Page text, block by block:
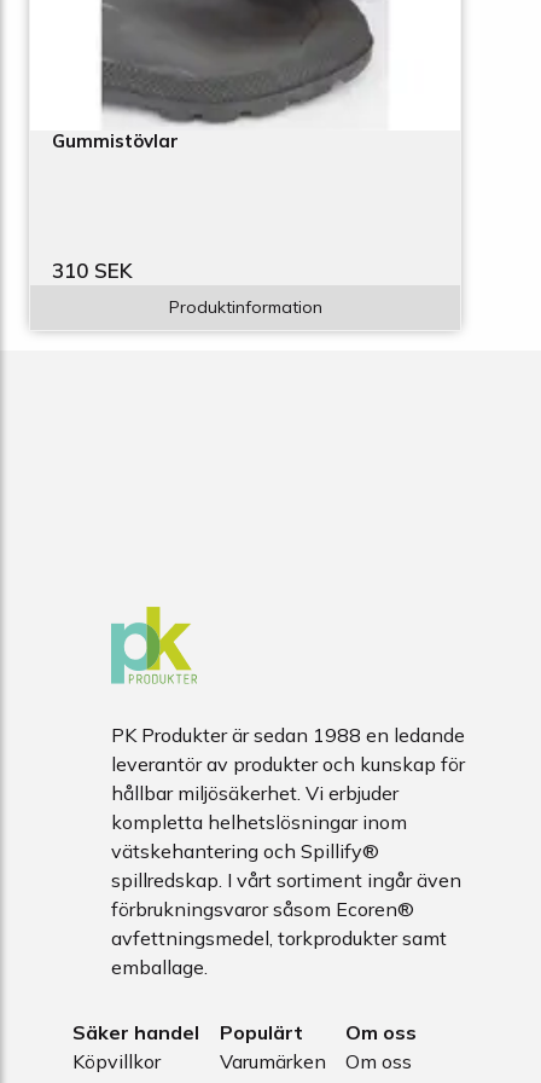
Gummistövlar
310 SEK
Produktinformation
PK Produkter är sedan 1988 en ledande
leverantör av produkter och kunskap för
hållbar miljösäkerhet. Vi erbjuder
kompletta helhetslösningar inom
vätskehantering och Spillify®
spillredskap. I vårt sortiment ingår även
förbrukningsvaror såsom Ecoren®
avfettningsmedel, torkprodukter samt
emballage.
Säker handel
Köpvillkor
Populärt
Varumärken
Om oss
Om oss